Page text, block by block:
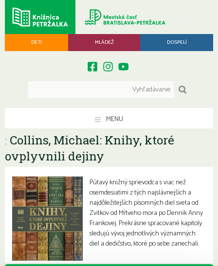
DETI MLÁDEŽ DOSPELÍ
MENU
: Collins, Michael: Knihy, ktoré
ovplyvnili dejiny
Pútavý knižný sprievodca s viac než
osemdesiatimi z tých najslávnejších a
najdôležitejších písomných diel sveta od
Zvitkov od Mŕtveho mora po Denník Anny
Frankovej. Prekrásne spracované kapitoly
sledujú vývoj jednotlivých významných
diel a dedičstvo, ktoré po sebe zanechali.